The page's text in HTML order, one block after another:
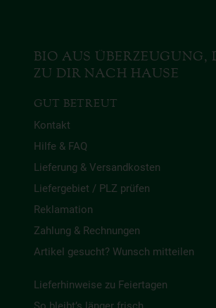
BIO AUS ÜBERZEUGUNG,
ZU DIR NACH HAUSE
GUT BETREUT
Kontakt
Hilfe & FAQ
Lieferung & Versandkosten
Liefergebiet / PLZ prüfen
Reklamation
Zahlung & Rechnungen
Artikel gesucht? Wunsch mitteilen
Lieferhinweise zu Feiertagen